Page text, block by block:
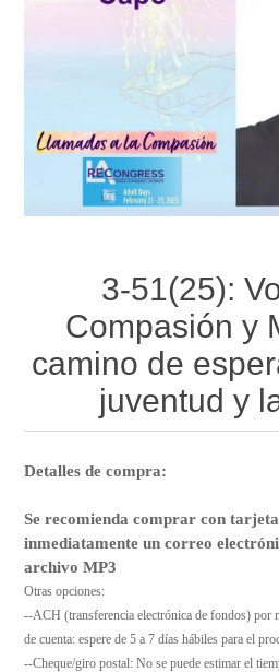
3-51(25):
Compasión y
camino de
juventud y
Detalles de compra:
Se recomienda comprar con
inmediatamente un correo
archivo MP3
Otras opciones:
--ACH (transferencia electrónica de fondos) por
de cuenta: espere de 5 a 7 días hábiles para el
--Cheque/giro postal: No se puede estimar el